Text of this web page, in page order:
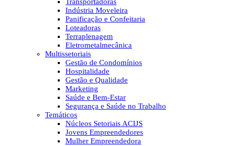
Indústria Moveleira
Panificação e Confeitaria
Loteadoras
Terraplenagem
Eletrometalmecânica
Multissetoriais
Gestão de Condomínios
Hospitalidade
Gestão e Qualidade
Marketing
Saúde e Bem-Estar
Segurança e Saúde no Trabalho
Temáticos
Núcleos Setoriais ACIJS
Jovens Empreendedores
Mulher Empreendedora